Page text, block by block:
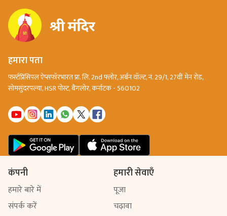
हमारा पता
फर्स्टप्रिंसिपल ऐप्सफॉरभारत प्रा. लि. 2nd फ्लोर, अर्बन वॉल्ट, नं. 29/1, 27वीं मेन रोड,
सोमसुंदरपल्या, HSR पोस्ट, बैंगलोर, कर्नाटक - 560102
कंपनी
हमारे बारे में
संपर्क करें
हमारी सेवाएँ
पूजा
चढ़ावा